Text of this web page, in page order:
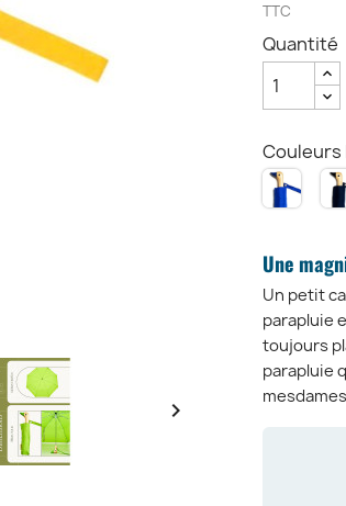

TTC
Quantité
Couleurs
Bleu
Royale
Une
Un petit
parapluie
toujours
parapluie